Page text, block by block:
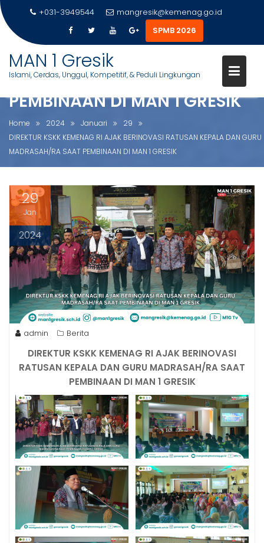
n
+031-3949544
mangresik@kemenag.go.id
SPMB 2026
MAN 1 Gresik
Islami, Cerdas, Unggul, Kompetitif, & Peduli Lingkungan
DIREKTUR KSKK KEMENAG RI
AJAK BERINOVASI RATUSAN
KEPALA DAN GURU
MADRASAH/RA SAAT
PEMBINAAN DI MAN 1 GRESIK
Home 2024 Januari
29
DIREKTUR KSKK KEMENAG RI AJAK BERINOVASI RATUSAN KEPALA DAN GURU
MADRASAH/RA SAAT PEMBINAAN DI MAN 1 GRESIK
29
Jan
2024
admin Berita
DIREKTUR KSKK KEMENAG RI AJAK BERINOVASI
RATUSAN KEPALA DAN GURU MADRASAH/RA SAAT
PEMBINAAN DI MAN 1 GRESIK